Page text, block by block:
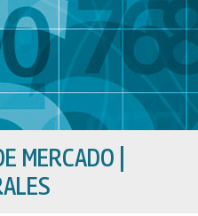
MERCADO